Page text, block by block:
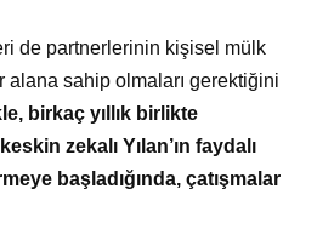
de partnerlerinin kişisel mülk
alana sahip olmaları gerektiğini
birkaç yıllık birlikte
zekalı Yılan’ın faydalı
başladığında, çatışmalar